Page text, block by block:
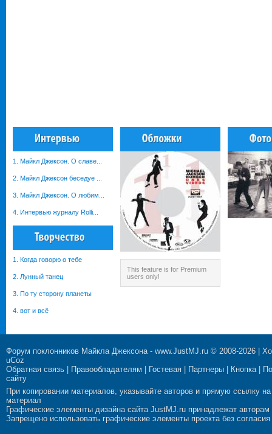
1. Майкл Джексон. О славе...
2. Майкл Джексон беседуе ...
3. Майкл Джексон. О любим...
4. Интервью журналу Rolli...
1. Когда говорю о тебе
2. Лунный танец
3. По ту сторону планеты
4. вот и всё
This feature is for Premium
users only!
Форум поклонников Майкла Джексона- www.JustMJ.ru © 2008-2026 |
uCoz
Обратная связь
Правообладателям Гостевая Партнеры Кнопка|
сайту
При копировании материалов, указывайте авторов и прямую ссылку на
материал
Графические элементы дизайна сайта JustMJ.ru принадлежат авторам
Запрещено использовать графические элементы проекта без согласия